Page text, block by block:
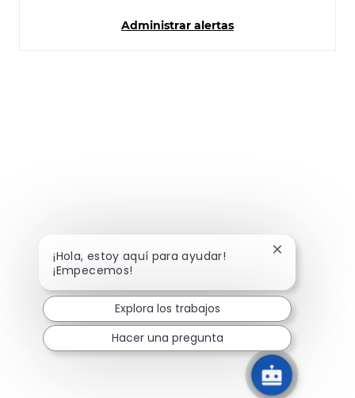
Administrar alertas
¡Hola, estoy aquí para ayudar!
¡Empecemos!
Cerrar
Explora los trabajos
Hacer una pregunta